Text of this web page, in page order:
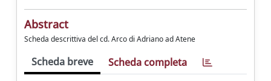
Abstract
Scheda descrittiva del cd. Arco di Adriano ad Atene
Scheda breve Scheda completa